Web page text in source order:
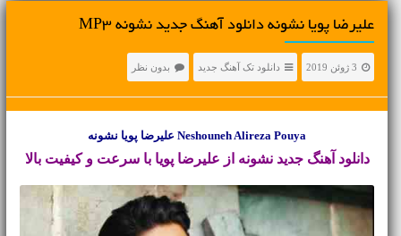
علیرضا پویا نشونه دانلود آهنگ جدید نشونه MP3
3 ژوئن 2019 دانلود تک آهنگ جدید بدون نظر
Neshouneh Alireza Pouya علیرضا پویا نشونه
دانلود آهنگ جدید نشونه از علیرضا پویا با سرعت و کیفیت بالا